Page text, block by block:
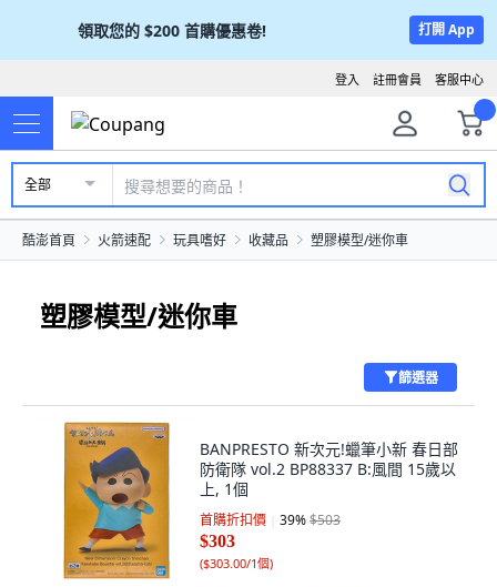
領取您的 $200 首購優惠卷! 打開 App
客服中心
註冊會員
登入
全部
酷澎首頁 火箭速配 玩具嗜好 收藏品 塑膠模型/迷你車
塑膠模型/迷你車
篩選器
BANPRESTO 新次元!蠟筆小新 春日部
防衛隊 vol.2 BP88337 B:風間 15歲以
上, 1個
首購折扣價 39%$503
$303
($303.00/1個)